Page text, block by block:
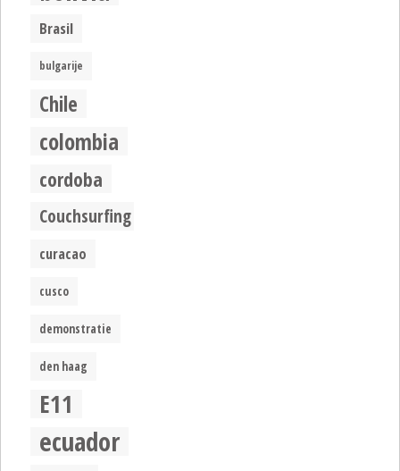
Brasil
bulgarije
Chile
colombia
cordoba
Couchsurfing
curacao
cusco
demonstratie
den haag
E11
ecuador